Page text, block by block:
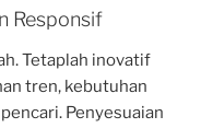
Responsif
Tetaplah inovatif
tren, kebutuhan
Penyesuaian